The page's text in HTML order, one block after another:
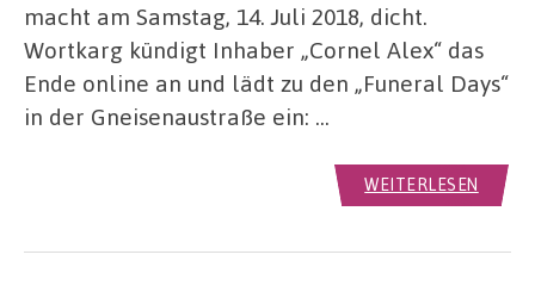
macht am Samstag, 14. Juli 2018, dicht.
Wortkarg kündigt Inhaber „Cornel Alex“ das
Ende online an und lädt zu den „Funeral Days“
in der Gneisenaustraße ein: …
WEITERLESEN